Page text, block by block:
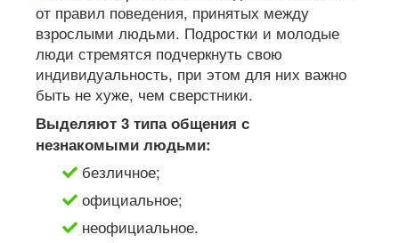
Выделяют 3 типа общения с
незнакомыми людьми:
безличное;
официальное;
неофициальное.